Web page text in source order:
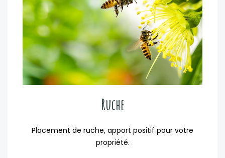
Ruche
Placement de ruche, apport positif pour votre
propriété.